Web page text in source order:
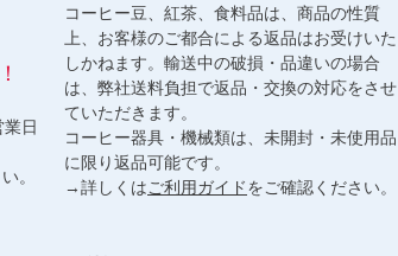
日
。
コーヒー豆、紅茶、食料品は、商品の性質
上、お客様のご都合による返品はお受けいた
しかねます。輸送中の破損・品違いの場合
は、弊社送料負担で返品・交換の対応をさせ
ていただきます。
コーヒー器具・機械類は、未開封・未使用品
に限り返品可能です。
→詳しくはご利用ガイドをご確認ください。